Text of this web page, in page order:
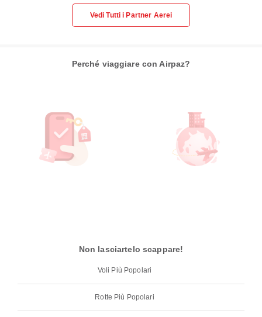
Vedi Tutti i Partner Aerei
Perché viaggiare con Airpaz?
Non lasciartelo scappare!
Voli Più Popolari
Rotte Più Popolari